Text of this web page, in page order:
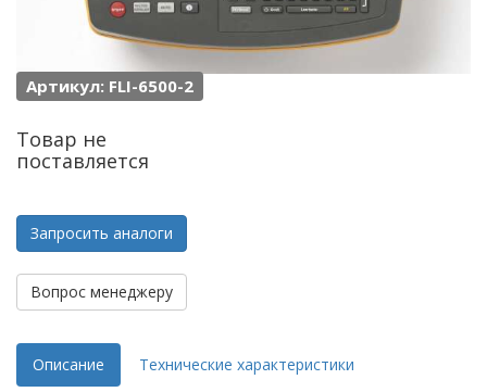
Артикул: FLI-6500-2
Товар не
поставляется
Запросить аналоги
Вопрос менеджеру
Описание Технические характеристики